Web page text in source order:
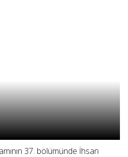
37. bölümünde İhsan